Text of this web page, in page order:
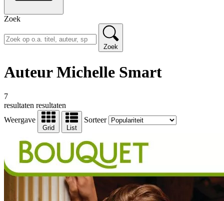
Zoek
Zoek
Auteur Michelle Smart
7
resultaten resultaten
Weergave
Grid List
Sorteer